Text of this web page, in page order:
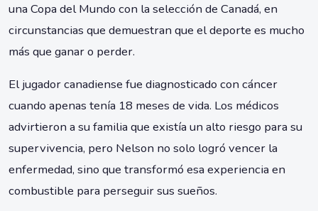
una Copa del Mundo con la selección de Canadá, en
circunstancias que demuestran que el deporte es mucho
más que ganar o perder.
El jugador canadiense fue diagnosticado con cáncer
cuando apenas tenía 18 meses de vida. Los médicos
advirtieron a su familia que existía un alto riesgo para su
supervivencia, pero Nelson no solo logró vencer la
enfermedad, sino que transformó esa experiencia en
combustible para perseguir sus sueños.